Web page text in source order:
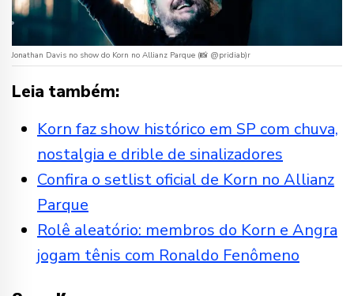
Jonathan Davis no show do Korn no Allianz Parque (📸 @pridiab)r
Leia também:
Korn faz show histórico em SP com chuva,
nostalgia e drible de sinalizadores
Confira o setlist oficial de Korn no Allianz
Parque
Rolê aleatório: membros do Korn e Angra
jogam tênis com Ronaldo Fenômeno